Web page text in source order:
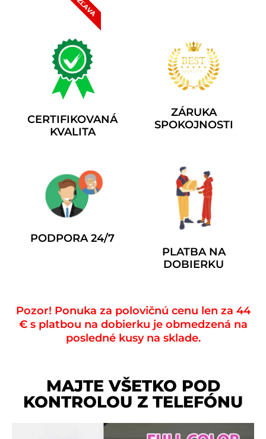
CERTIFIKOVANÁ
KVALITA
ZÁRUKA
SPOKOJNOSTI
PODPORA 24/7
PLATBA NA
DOBIERKU
Pozor! Ponuka za polovičnú cenu len za 44
€ s platbou na dobierku je obmedzená na
posledné kusy na sklade.
MAJTE VŠETKO POD
KONTROLOU Z TELEFÓNU